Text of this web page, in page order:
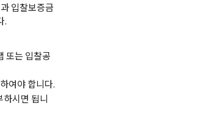
입찰보증금
.
또는 입찰공
여야 합니다.
시면 됩니